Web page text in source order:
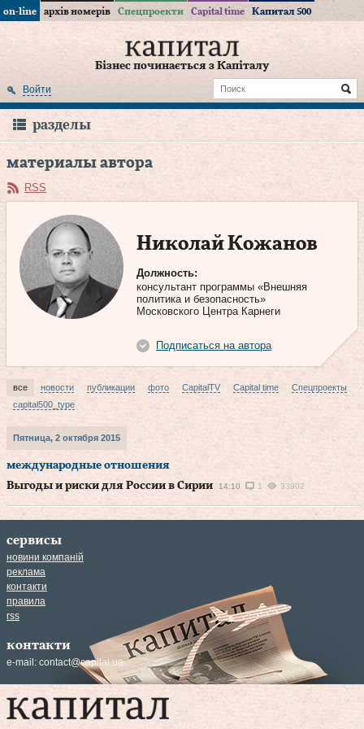
on-line архів номерів Спецпроекти Capital time Капитал 500
Бізнес починається з Капіталу
Войти
разделы
материалы автора
RSS
Николай Кожанов
Должность:
консультант программы «Внешняя
политика и безопасность»
Московского Центра Карнеги
Подписаться на автора
все новости публикации фото CapitalTV Capital time
Спецпроекты
capital500_type
Пятница, 2 октября 2015
международные отношения
Выгоды и риски для России в Сирии
14:10 1 33902
сервисы
новини компаній
реклама
контакти
правила
rss
контакти
e-mail: contact@capital.ua